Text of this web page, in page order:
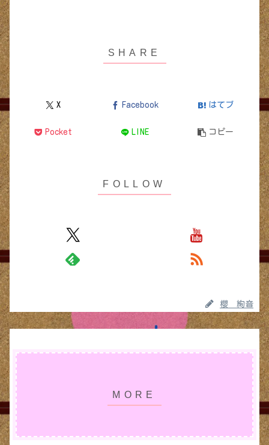
X Facebook はてブ
Pocket LINE コピー
櫻 絢音